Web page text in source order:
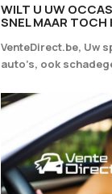
WILT U UW
SNEL MAAR
VenteDirect.be, Uw
auto’s, ook